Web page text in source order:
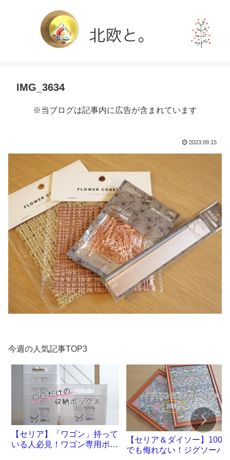
IMG_3634
※当ブログは記事内に広告が含まれています
2023.09.15
今週の人気記事TOP3
【セリア】「ワゴン」持って
いる人必見！ワゴン専用ボッ
【セリア＆ダイソー】100円
でも侮れない！ジグソーパ